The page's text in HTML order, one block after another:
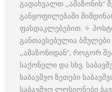
გადახვალთ ,,ამაზონის“
განყოფილებაში
ფასდაკლებებით. ✧
განთავსებულია
,,ამაზონიდან”, როგორ
საქონელი და სხვ.
საბავშვო ზეთები
საბავშვო ლოსიონები